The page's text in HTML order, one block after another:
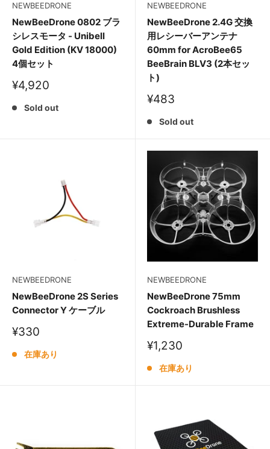
NEWBEEDRONE
NewBeeDrone 0802 ブラ
シレスモータ - Unibell
Gold Edition (KV 18000)
4個セット
販
価
¥4,920
Sold out
NEWBEEDRONE
NewBeeDrone 2.4G 交換
用レシーバーアンテナ
60mm for AcroBee65
BeeBrain BLV3 (2本セッ
ト)
販
価
¥483
Sold out
NEWBEEDRONE
NewBeeDrone 2S Series
Connector Y ケーブル
販
価
¥330
在庫あり
NEWBEEDRONE
NewBeeDrone 75mm
Cockroach Brushless
Extreme-Durable Frame
販
価
¥1,230
在庫あり